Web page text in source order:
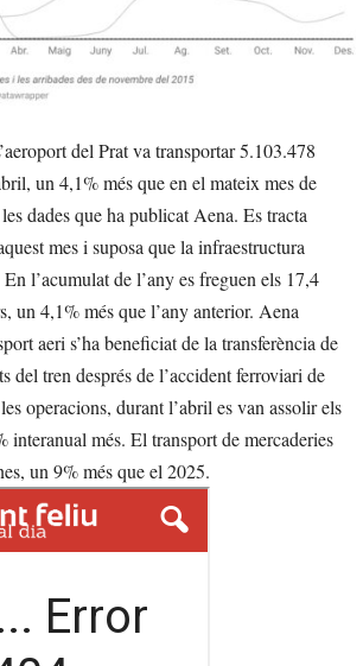
del Prat va transportar 5.103.478
un 4,1% més que en el mateix mes de
dades que ha publicat Aena. Es tracta
mes i suposa que la infraestructura
l’acumulat de l’any es freguen els 17,4
un 4,1% més que l’any anterior. Aena
aeri s’ha beneficiat de la transferència de
del tren després de l’accident ferroviari de
operacions, durant l’abril es van assolir els
interanual més. El transport de mercaderies
un 9% més que el 2025.